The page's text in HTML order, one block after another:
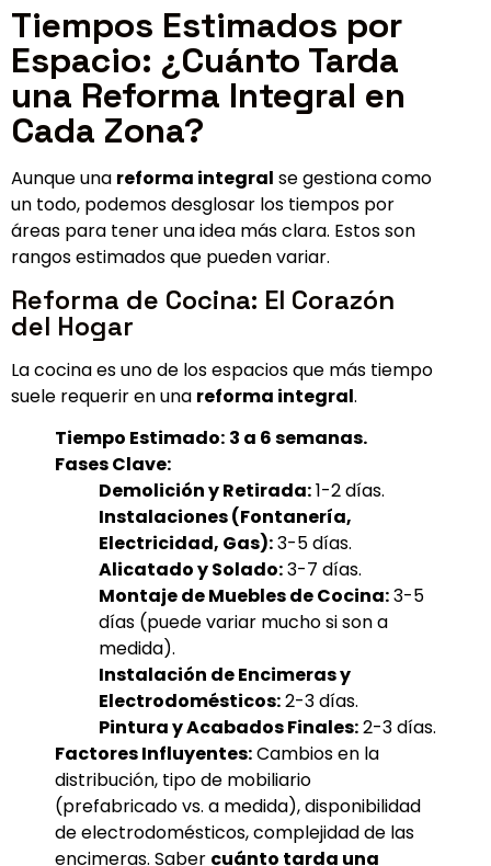
Tiempos Estimados por
Espacio: ¿Cuánto Tarda
una Reforma Integral en
Cada Zona?
Aunque una reforma integral se gestiona como
un todo, podemos desglosar los tiempos por
áreas para tener una idea más clara. Estos son
rangos estimados que pueden variar.
Reforma de Cocina: El Corazón
del Hogar
La cocina es uno de los espacios que más tiempo
suele requerir en una reforma integral.
Tiempo Estimado: 3 a 6 semanas.
Fases Clave:
Demolición y Retirada:1-2 días.
Instalaciones (Fontanería,
Electricidad, Gas):3-5 días.
Alicatado y Solado:3-7 días.
Montaje de Muebles de Cocina:3-5
días (puede variar mucho si son a
medida).
Instalación de Encimeras y
Electrodomésticos:2-3 días.
Pintura y Acabados Finales:2-3 días.
Factores Influyentes:Cambios en la
distribución, tipo de mobiliario
(prefabricado vs. a medida), disponibilidad
de electrodomésticos, complejidad de las
encimeras. Saber cuánto tarda una